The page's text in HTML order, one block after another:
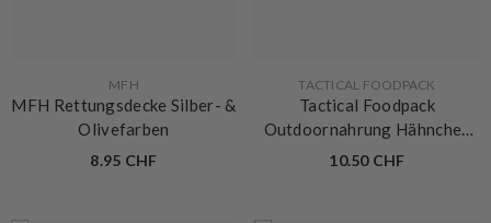
MFH
MFH Rettungsdecke Silber- &
Olivefarben
8.95 CHF
VERKÄUFERIN:
TACTICAL FOODPACK
Tactical Foodpack
Outdoornahrung Hähnchen
Mit Nudeln
10.50 CHF